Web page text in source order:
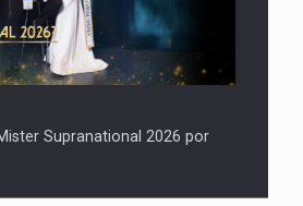
Supranational 2026 por